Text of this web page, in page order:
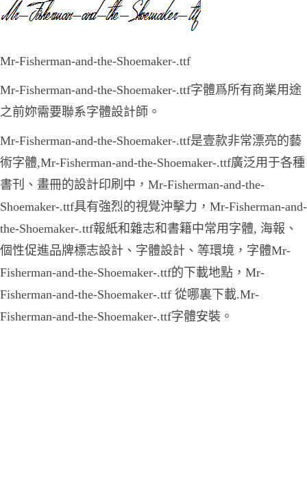
Mr-Fisherman-and-the-Shoemaker-.ttf
Mr-Fisherman-and-the-Shoemaker-.ttf字體爲所有商業用途
之前妳需要聯系字體設計師。
Mr-Fisherman-and-the-Shoemaker-.ttf是壹款非常漂亮的藝
術字體,Mr-Fisherman-and-the-Shoemaker-.ttf廣泛用于各種
書刊、畫冊的設計印刷中，Mr-Fisherman-and-the-
Shoemaker-.ttf具有強烈的視覺沖擊力，Mr-Fisherman-and-
the-Shoemaker-.ttf報紙和雜志和書籍中常用字體, 海報、
個性促進品牌標志設計、字體設計、等環境，字體Mr-
Fisherman-and-the-Shoemaker-.ttf的下載地點，Mr-
Fisherman-and-the-Shoemaker-.ttf 從哪裏下載.Mr-
Fisherman-and-the-Shoemaker-.ttf字體安裝。